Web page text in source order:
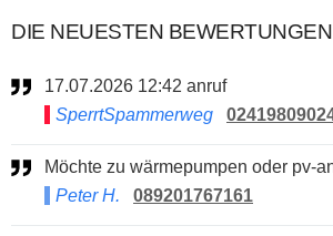
DIE NEUESTEN BEWERTUNGEN
17.07.2026 12:42 anruf
SperrtSpammerweg
Möchte zu wärmepumpen oder pv-
Peter H.
089201767161